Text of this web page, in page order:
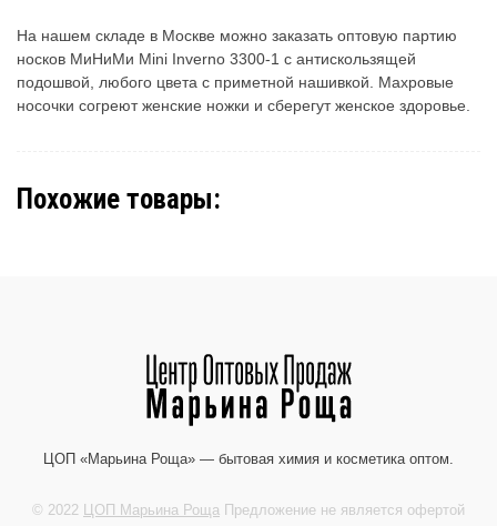
На нашем складе в Москве можно заказать оптовую партию
носков МиНиМи Mini Inverno 3300-1 с антискользящей
подошвой, любого цвета с приметной нашивкой. Махровые
носочки согреют женские ножки и сберегут женское здоровье.
Похожие товары:
ЦОП «Марьина Роща» — бытовая химия и косметика оптом.
© 2022 ЦОП Марьина Роща Предложение не является офертой